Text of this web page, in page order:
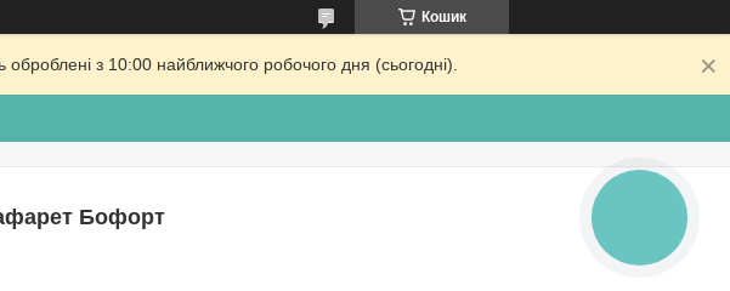
Кошик
з 10:00 найближчого робочого дня (сьогодні).
Бофорт